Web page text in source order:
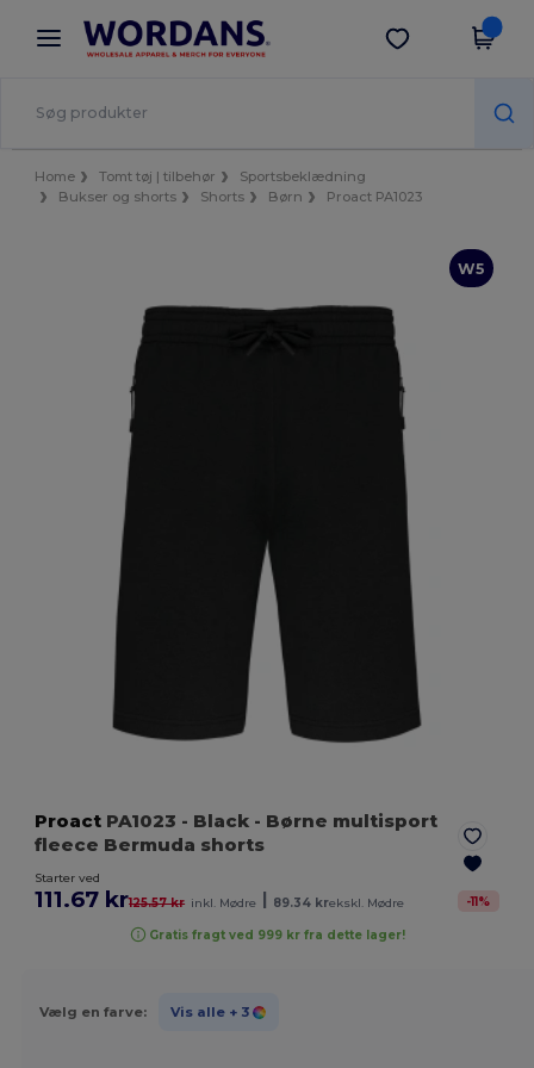
× Wordans-app
Bedre priser i appen!
Hent app
Home Tomt tøj | tilbehør
Sportsbeklædning
Bukser og shorts
Shorts Børn Proact PA1023
W5
Proact PA1023 - Black - Børne multisport
fleece Bermuda shorts
Starter ved
111.67 kr125.57 kr inkl. Mødre 89.34 krekskl. Mødre -11%
Gratis fragt ved 999 kr fra dette lager!
Vælg en farve: Vis alle + 3